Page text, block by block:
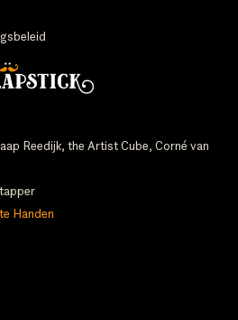
Reedijk, the Artist Cube, Corné van
Handen